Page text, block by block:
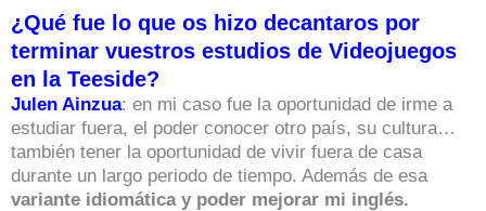
¿Qué fue lo que os hizo decantaros por
terminar vuestros estudios de Videojuegos
en la Teeside?
Julen Ainzua: en mi caso fue la oportunidad de irme a
estudiar fuera, el poder conocer otro país, su cultura…
también tener la oportunidad de vivir fuera de casa
durante un largo periodo de tiempo. Además de esa
variante idiomática y poder mejorar mi inglés.